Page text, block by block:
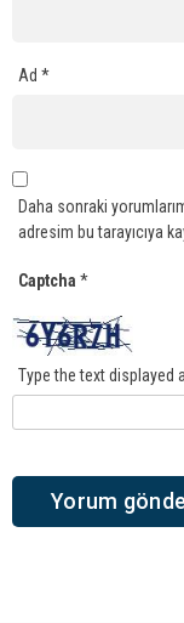
Ad *
Daha sonraki
adresim bu tarayıcıya
Captcha *
Type the text displayed